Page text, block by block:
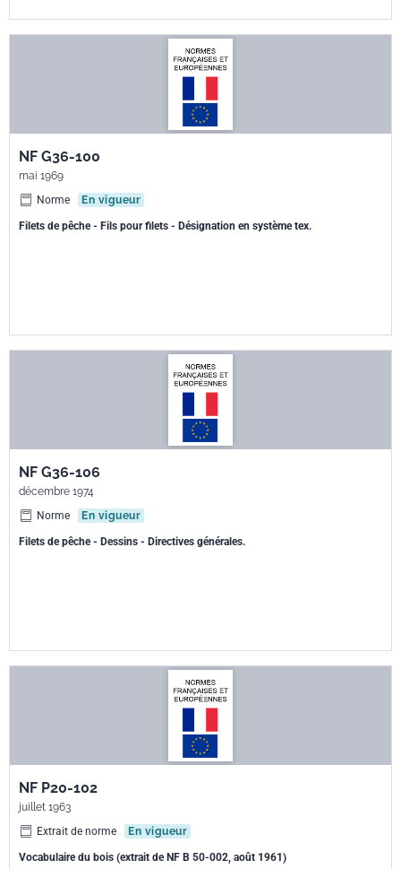
NF G36-100
mai 1969
Norme
En vigueur
Filets de pêche - Fils pour filets - Désignation en système tex.
NF G36-106
décembre 1974
Norme
En vigueur
Filets de pêche - Dessins - Directives générales.
NF P20-102
juillet 1963
Extrait de norme
En vigueur
Vocabulaire du bois (extrait de NF B 50-002, août 1961)